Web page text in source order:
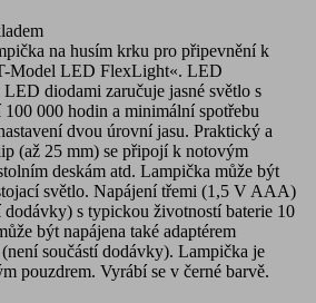
na husím krku pro připevnění k
Model LED FlexLight«. LED
diodami zaručuje jasné světlo s
000 hodin a minimální spotřebu
dvou úrovní jasu. Praktický a
(až 25 mm) se připojí k notovým
deskám atd. Lampička může být
světlo. Napájení třemi (1,5 V AAA)
dodávky) s typickou životností baterie 10
být napájena také adaptérem
součástí dodávky). Lampička je
pouzdrem. Vyrábí se v černé barvě.